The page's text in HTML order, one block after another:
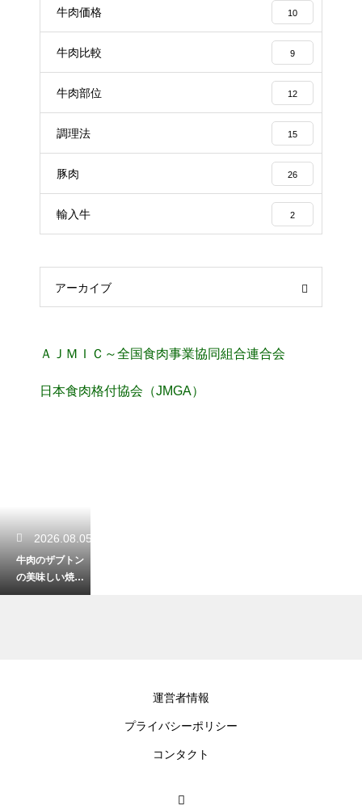
牛肉価格 10
牛肉比較 9
牛肉部位 12
調理法 15
豚肉 26
輸入牛 2
アーカイブ
ＡＪＭＩＣ～全国食肉事業協同組合連合会
日本食肉格付協会（JMGA）
2026.08.05
牛肉のザブトン
の美味しい焼き
方と最高の食べ
運営者情報
プライバシーポリシー
コンタクト